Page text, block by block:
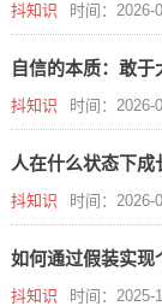
抖知识 时间：2026-
自信的本质：敢于
抖知识 时间：2026-
人在什么状态下
抖知识 时间：2026-
如何通过假装实现
抖知识 时间：2025-